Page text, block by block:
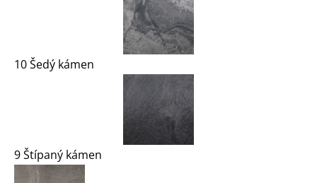
10 Šedý kámen
9 Štípaný kámen